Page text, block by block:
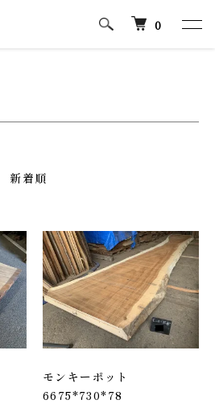
0
新着順
モンキーポット
6675*730*78